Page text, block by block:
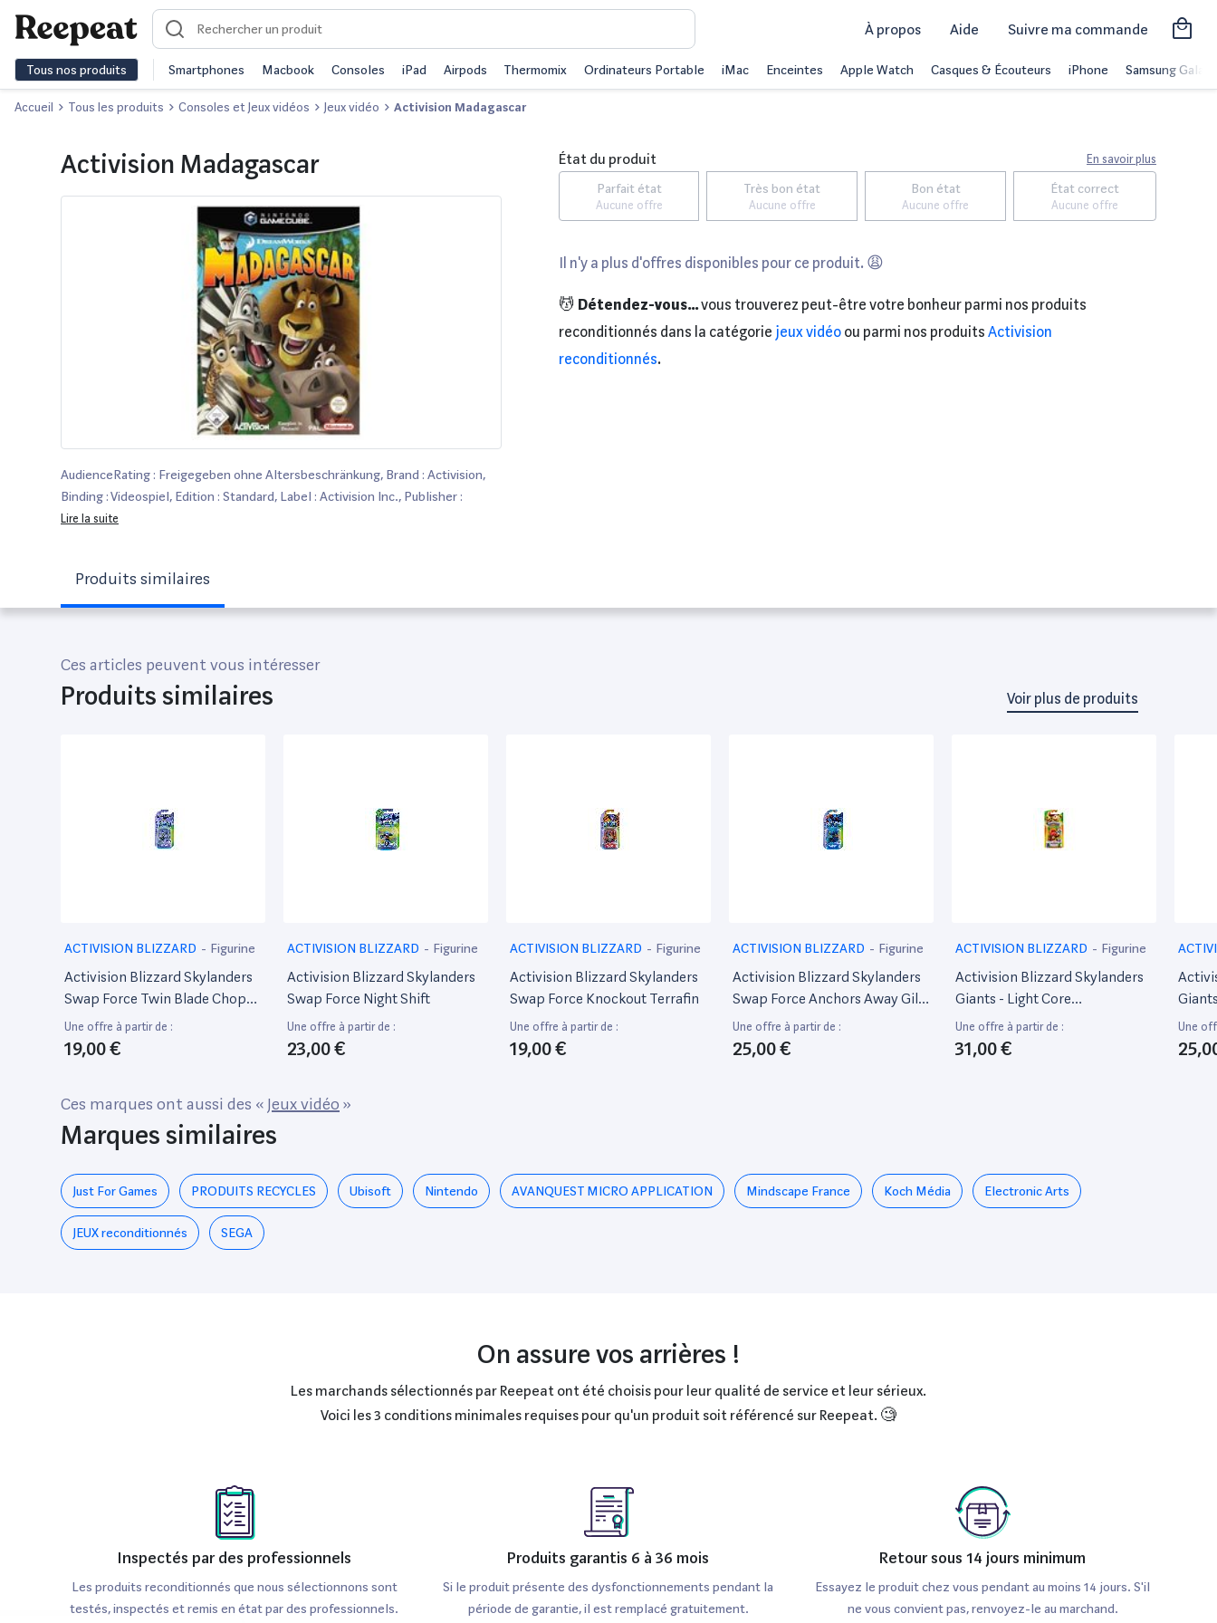
À propos Aide Suivre ma commande
Tous nos produits Smartphones Macbook Consoles iPad Airpods Thermomix Ordinateurs Portable iMac Enceintes Apple Watch Casques & Écouteurs iPhone Samsung Galaxy
Accueil Tous les produits Consoles et Jeux vidéos Jeux vidéo Activision Madagascar
Activision Madagascar
AudienceRating : Freigegeben ohne Altersbeschränkung, Brand : Activision,
Binding : Videospiel, Edition : Standard, Label : Activision Inc., Publisher :
Activision Inc., NumberOfDiscs : 1, medium : Videospiel, 0 : Xbox, 0 : Xbox,
Lire la suite
État du produit En savoir plus
Parfait état
Aucune offre
Très bon état
Aucune offre
Bon état
Aucune offre
État correct
Aucune offre
Il n'y a plus d'offres disponibles pour ce produit. 😩
💆 Détendez-vous...vous trouverez peut-être votre bonheur parmi nos produits
reconditionnés dans la catégorie jeux vidéoou parmi nos produits Activision
reconditionnés.
Produits similaires
Ces articles peuvent vous intéresser
Produits similaires Voir plus de produits
ACTIVISION BLIZZARD - Figurine
Activision Blizzard Skylanders
Swap Force Twin Blade Chop
Chop
Une offre à partir de :
19,00 €
ACTIVISION BLIZZARD - Figurine
Activision Blizzard Skylanders
Swap Force Night Shift
Une offre à partir de :
23,00 €
ACTIVISION BLIZZARD - Figurine
Activision Blizzard Skylanders
Swap Force Knockout Terrafin
Une offre à partir de :
19,00 €
ACTIVISION BLIZZARD - Figurine
Activision Blizzard Skylanders
Swap Force Anchors Away Gill
Grunt
Une offre à partir de :
25,00 €
ACTIVISION BLIZZARD - Figurine
Activision Blizzard Skylanders
Giants - Light Core
Shroomboom
Une offre à partir de :
31,00 €
Une
Ces marques ont aussi des « Jeux vidéo »
Marques similaires
Just For Games PRODUITS RECYCLES Ubisoft Nintendo AVANQUEST MICRO APPLICATION Mindscape France Koch Média Electronic Arts
JEUX reconditionnés SEGA
On assure vos arrières !
Les marchands sélectionnés par Reepeat ont été choisis pour leur qualité de service et leur sérieux.
Voici les 3 conditions minimales requises pour qu'un produit soit référencé sur Reepeat. 🧐
Inspectés par des professionnels
Les produits reconditionnés que nous sélectionnons sont
testés, inspectés et remis en état par des professionnels.
Produits garantis 6 à 36 mois
Si le produit présente des dysfonctionnements pendant la
période de garantie, il est remplacé gratuitement.
Retour sous 14 jours minimum
Essayez le produit chez vous pendant au moins 14 jours. S'il
ne vous convient pas, renvoyez-le au marchand.